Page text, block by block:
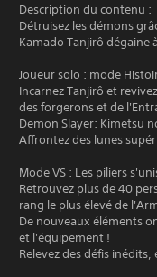
Description du contenu :
Détruisez les démons
Kamado Tanjirô dégaine
Joueur solo : mode
Incarnez Tanjirô et
des forgerons et de
Demon Slayer: Kimetsu
Affrontez des lunes
Mode VS : Les piliers
Retrouvez plus de 40
rang le plus élevé de
De nouveaux éléments
et l'équipement !
Relevez des défis